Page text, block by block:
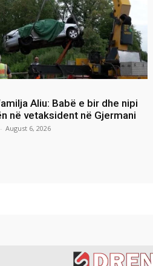
Aliu: Babë e bir dhe nipi
në vetaksident në Gjermani
- August 6, 2026